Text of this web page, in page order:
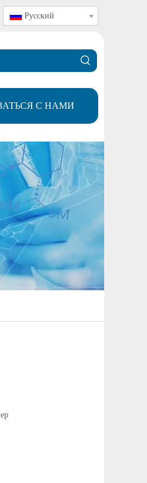
Pусский
С НАМИ